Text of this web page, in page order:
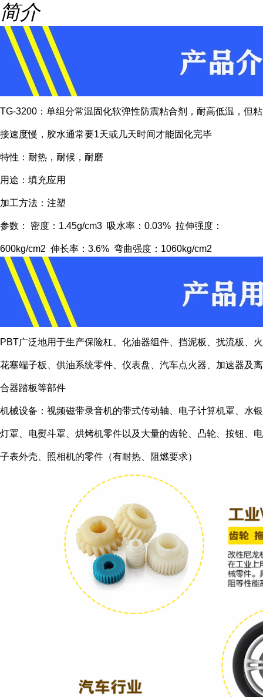
简介
TG-3200：单组分常温固化软弹性防震粘合剂，耐高低温，但粘
接速度慢，胶水通常要1天或几天时间才能固化完毕
特性：耐热，耐候，耐磨
用途：填充应用
加工方法：注塑
参数： 密度：1.45g/cm3 吸水率：0.03% 拉伸强度：
600kg/cm2 伸长率：3.6% 弯曲强度：1060kg/cm2
PBT广泛地用于生产保险杠、化油器组件、挡泥板、扰流板、火
花塞端子板、供油系统零件、仪表盘、汽车点火器、加速器及离
合器踏板等部件
机械设备：视频磁带录音机的带式传动轴、电子计算机罩、水银
灯罩、电熨斗罩、烘烤机零件以及大量的齿轮、凸轮、按钮、电
子表外壳、照相机的零件（有耐热、阻燃要求）